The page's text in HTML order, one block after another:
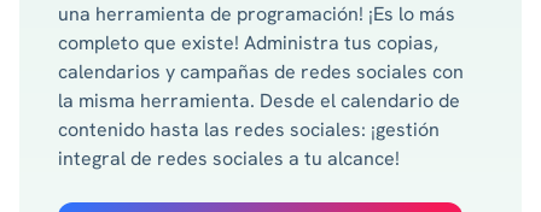
una herramienta de programación! ¡Es lo más
completo que existe! Administra tus copias,
calendarios y campañas de redes sociales con
la misma herramienta. Desde el calendario de
contenido hasta las redes sociales: ¡gestión
integral de redes sociales a tu alcance!